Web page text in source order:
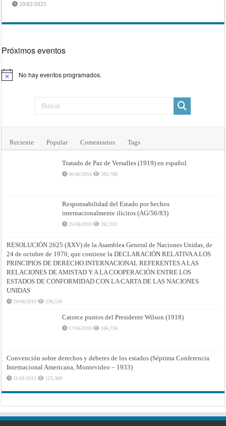
20/02/2025
Próximos eventos
Aviso No hay eventos programados.
Reciente Popular Comentarios Tags
Tratado de Paz de Versalles (1919) en español
06/06/2010 393,786
Responsabilidad del Estado por hechos
internacionalmente ilícitos (AG/56/83)
25/06/2010 262,932
RESOLUCIÓN 2625 (XXV) de la Asamblea General de Naciones Unidas, de
24 de octubre de 1970, que contiene la DECLARACIÓN RELATIVA A LOS
PRINCIPIOS DE DERECHO INTERNACIONAL REFERENTES A LAS
RELACIONES DE AMISTAD Y A LA COOPERACIÓN ENTRE LOS
ESTADOS DE CONFORMIDAD CON LA CARTA DE LAS NACIONES
UNIDAS
24/06/2010 238,530
Catorce puntos del Presidente Wilson (1918)
17/06/2010 166,736
Convención sobre derechos y deberes de los estados (Séptima Conferencia
Internacional Americana, Montevideo – 1933)
21/01/2013 123,368